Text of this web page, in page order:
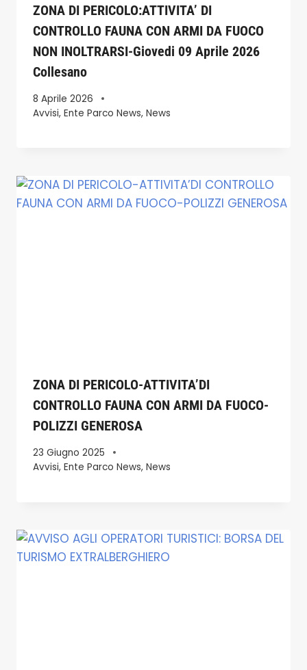
ZONA DI PERICOLO:ATTIVITA’ DI
CONTROLLO FAUNA CON ARMI DA FUOCO
NON INOLTRARSI-Giovedi 09 Aprile 2026
Collesano
8 Aprile 2026
Avvisi, Ente Parco News, News
ZONA DI PERICOLO-ATTIVITA’DI
CONTROLLO FAUNA CON ARMI DA FUOCO-
POLIZZI GENEROSA
23 Giugno 2025
Avvisi, Ente Parco News, News